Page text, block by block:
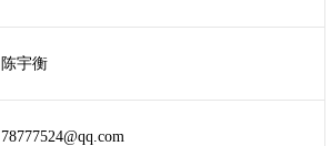
陈宇衡
78777524@qq.com